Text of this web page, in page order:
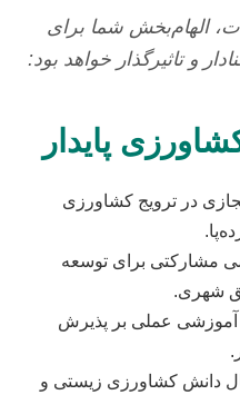
الهام‌بخش شما برای
و تاثیرگذار خواهد بود:
پایدار
در ترویج کشاورزی
مشارکتی برای توسعه
شهری.
آموزشی عملی بر پذیرش
دانش کشاورزی زیستی و